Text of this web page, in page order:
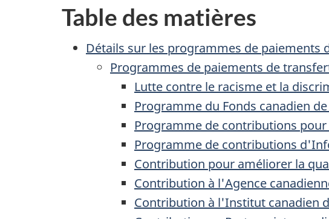
Table des matières
Détails sur les programmes de paiements
Programmes de paiements de
Lutte contre le racisme et la
Programme du Fonds canadien
Programme de contributions
Programme de contributions
Contribution pour améliorer la
Contribution à l'Agence
Contribution à l'Institut canadien